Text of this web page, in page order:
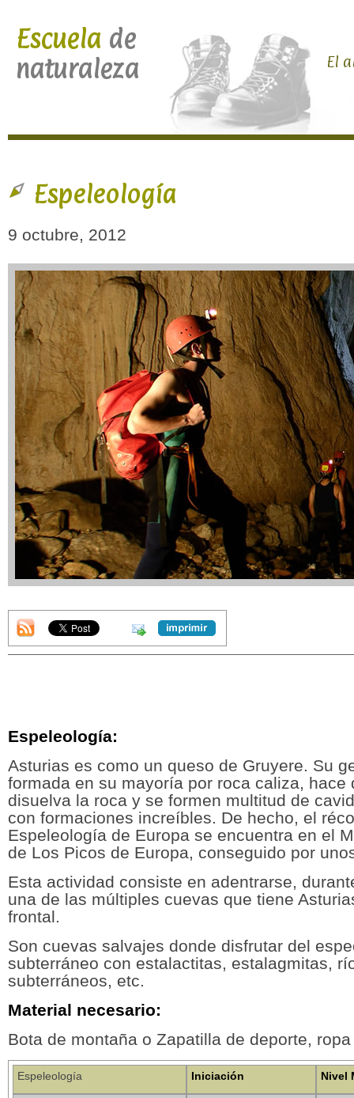
Escuela de
naturaleza
El
Espeleología
9 octubre, 2012
Espeleología:
Asturias es como un queso de Gruyere. Su
formada en su mayoría por roca caliza, hace
disuelva la roca y se formen multitud de
con formaciones increíbles. De hecho, el
Espeleología de Europa se encuentra en el
de Los Picos de Europa, conseguido por
Esta actividad consiste en adentrarse,
una de las múltiples cuevas que tiene
frontal.
Son cuevas salvajes donde disfrutar del
subterráneo con estalactitas, estalagmitas,
subterráneos, etc.
Material necesario:
Bota de montaña o Zapatilla de deporte,
Espeleología Iniciación Nivel